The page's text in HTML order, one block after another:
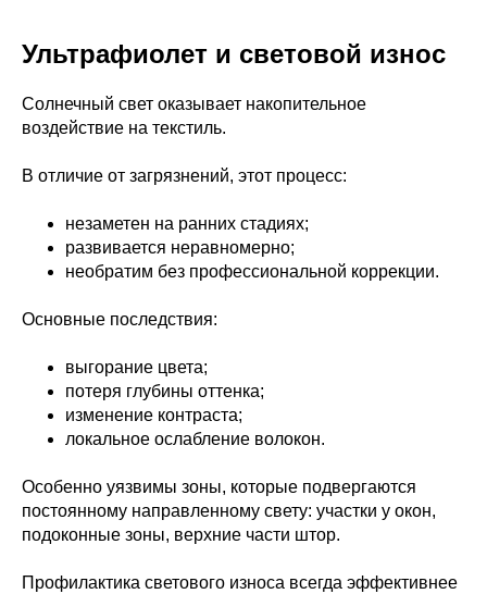
Ультрафиолет и световой износ
Солнечный свет оказывает накопительное
воздействие на текстиль.
В отличие от загрязнений, этот процесс:
незаметен на ранних стадиях;
развивается неравномерно;
необратим без профессиональной коррекции.
Основные последствия:
выгорание цвета;
потеря глубины оттенка;
изменение контраста;
локальное ослабление волокон.
Особенно уязвимы зоны, которые подвергаются
постоянному направленному свету: участки у окон,
подоконные зоны, верхние части штор.
Профилактика светового износа всегда эффективнее